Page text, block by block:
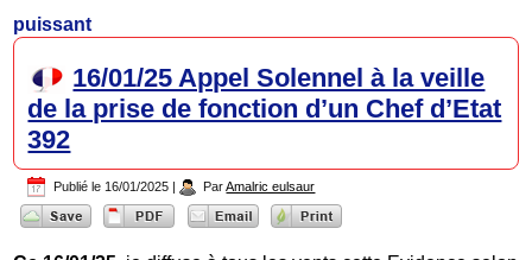
puissant
16/01/25 Appel Solennel à la veille
de la prise de fonction d’un Chef d’Etat
392
Publié le 16/01/2025 | Par Amalric eulsaur